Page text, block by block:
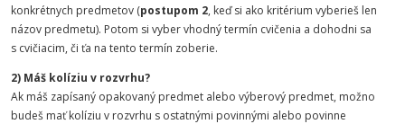
konkrétnych predmetov (postupom 2, keď si ako kritérium vyberieš len
názov predmetu). Potom si vyber vhodný termín cvičenia a dohodni sa
s cvičiacim, či ťa na tento termín zoberie.
2) Máš kolíziu v rozvrhu?
Ak máš zapísaný opakovaný predmet alebo výberový predmet, možno
budeš mať kolíziu v rozvrhu s ostatnými povinnými alebo povinne